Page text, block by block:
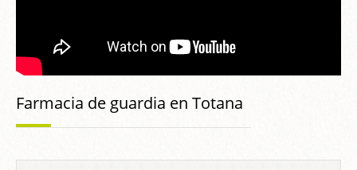
Farmacia de guardia en Totana